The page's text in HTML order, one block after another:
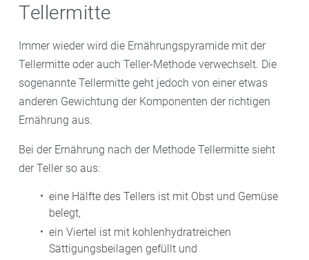
Tellermitte
Immer wieder wird die Ernährungspyramide mit der
Tellermitte oder auch Teller-Methode verwechselt. Die
sogenannte Tellermitte geht jedoch von einer etwas
anderen Gewichtung der Komponenten der richtigen
Ernährung aus.
Bei der Ernährung nach der Methode Tellermitte sieht
der Teller so aus:
eine Hälfte des Tellers ist mit Obst und Gemüse
belegt,
ein Viertel ist mit kohlenhydratreichen
Sättigungsbeilagen gefüllt und